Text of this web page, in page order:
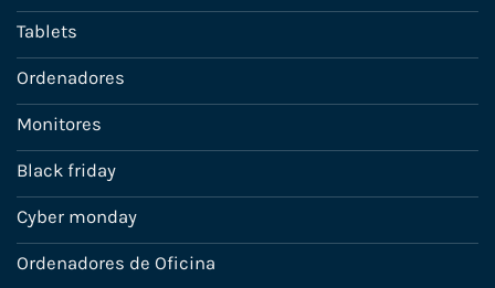
Tablets
Ordenadores
Monitores
Black friday
Cyber monday
Ordenadores de Oficina